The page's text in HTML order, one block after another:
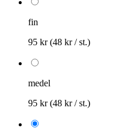
fin
95 kr(48 kr / st.)
medel
95 kr(48 kr / st.)